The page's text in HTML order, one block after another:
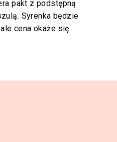
pakt z podstępną
Syrenka będzie
cena okaże się